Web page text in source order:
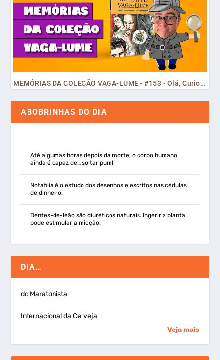
MEMÓRIAS DA COLEÇÃO VAGA-LUME - #153 - Olá, Curiosos! 2023
ABOBRINHAS DO DIA
Até algumas horas depois da morte, o corpo humano
ainda é capaz de… soltar pum!
Notafilia é o estudo dos desenhos e escritos nas cédulas
de dinheiro.
Dentes-de-leão são diuréticos naturais. Ingerir a planta
pode estimular a micção.
DIA…
do Maratonista
Internacional da Cerveja
Veja mais